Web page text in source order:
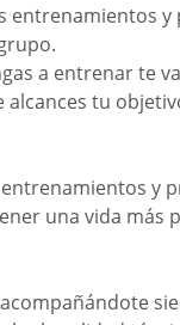
a entrenar te
tu
y
una vida más